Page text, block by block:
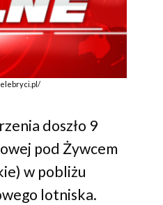
doszło 9
pod Żywcem
w pobliżu
lotniska.